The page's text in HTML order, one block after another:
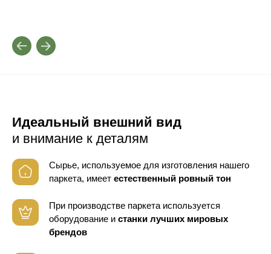
Идеальный внешний вид
и внимание к деталям
Сырье, используемое для изготовления нашего
паркета, имеет естественный ровный тон
При производстве паркета используется
оборудование и станки лучших мировых
брендов